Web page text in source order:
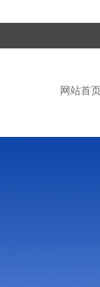
网站首